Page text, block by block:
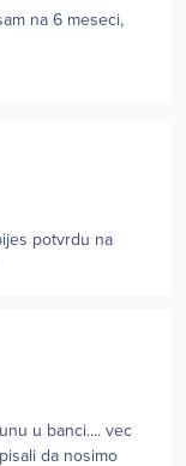
na 6 meseci,
potvrdu na
u banci.... vec
da nosimo